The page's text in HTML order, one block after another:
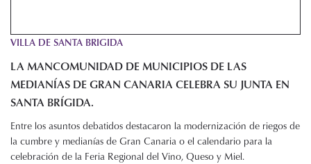
VILLA DE SANTA BRIGIDA
LA MANCOMUNIDAD DE MUNICIPIOS DE LAS
MEDIANÍAS DE GRAN CANARIA CELEBRA SU JUNTA EN
SANTA BRÍGIDA.
Entre los asuntos debatidos destacaron la modernización de riegos de
la cumbre y medianías de Gran Canaria o el calendario para la
celebración de la Feria Regional del Vino, Queso y Miel.